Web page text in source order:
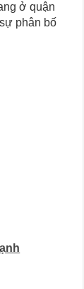
ở quận
phân bố